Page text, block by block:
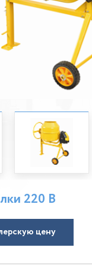
220 В
цену